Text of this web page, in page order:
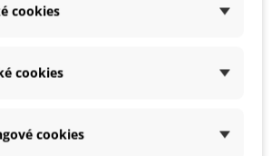
cookies
cookies
cookies